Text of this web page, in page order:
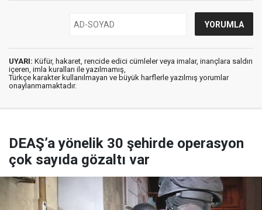
UYARI: Küfür, hakaret, rencide edici cümleler veya imalar, inançlara saldırı
içeren, imla kuralları ile yazılmamış,
Türkçe karakter kullanılmayan ve büyük harflerle yazılmış yorumlar
onaylanmamaktadır.
DEAŞ’a yönelik 30 şehirde operasyon
çok sayıda gözaltı var